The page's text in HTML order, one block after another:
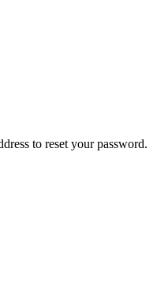
to reset your password.